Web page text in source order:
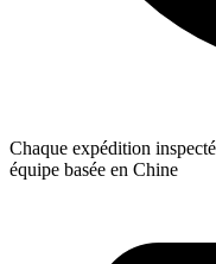
Chaque expédition
équipe basée en Chine